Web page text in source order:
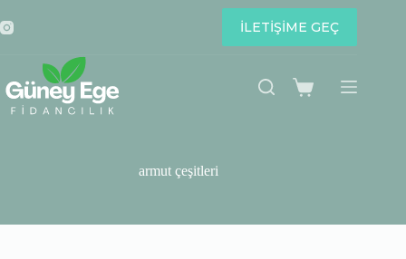
to
content
İLETİŞİME GEÇ
Shopping
armut çeşitleri